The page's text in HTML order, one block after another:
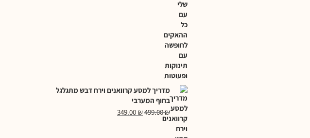
מדריך למסע קרוואנים וירח דבש מתגלגל
בחוף המערבי
499.00₪
349.00 ₪